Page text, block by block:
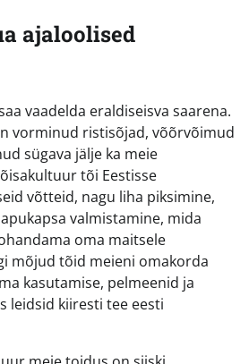
ajaloolised
vaadelda eraldiseisva saarena.
vorminud ristisõjad, võõrvõimud
sügava jälje ka meie
tõi Eestisse
võtteid, nagu liha piksimine,
valmistamine, mida
oma maitsele
mõjud tõid meieni omakorda
kasutamise, pelmeenid ja
leidsid kiiresti tee eesti